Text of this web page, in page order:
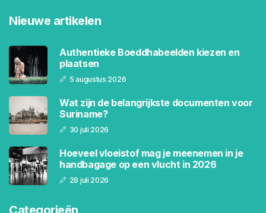
Nieuwe artikelen
Authentieke Boeddhabeelden kiezen en
plaatsen
5 augustus 2026
Wat zijn de belangrijkste documenten voor
Suriname?
30 juli 2026
Hoeveel vloeistof mag je meenemen in je
handbagage op een vlucht in 2026
28 juli 2026